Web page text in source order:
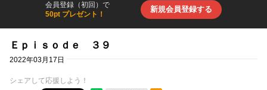
会員登録（初回）で
50pt プレゼント！
新規会員登録する
Ｅｐｉｓｏｄｅ ３９
2022年03月17日
シェアして応援しよう！
RSSフィード